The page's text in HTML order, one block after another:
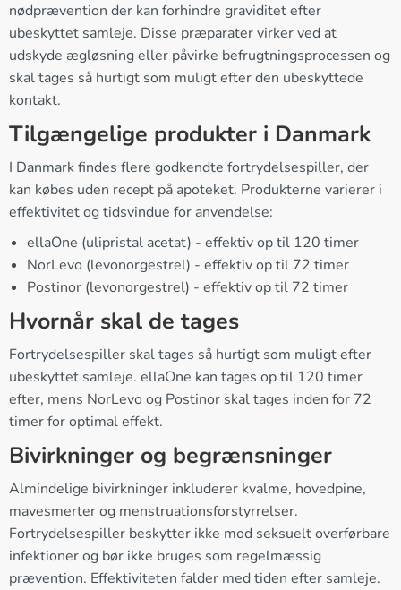
nødprævention der kan forhindre graviditet efter
ubeskyttet samleje. Disse præparater virker ved at
udskyde ægløsning eller påvirke befrugtningsprocessen og
skal tages så hurtigt som muligt efter den ubeskyttede
kontakt.
Tilgængelige produkter i Danmark
I Danmark findes flere godkendte fortrydelsespiller, der
kan købes uden recept på apoteket. Produkterne varierer i
effektivitet og tidsvindue for anvendelse:
ellaOne (ulipristal acetat) - effektiv op til 120 timer
NorLevo (levonorgestrel) - effektiv op til 72 timer
Postinor (levonorgestrel) - effektiv op til 72 timer
Hvornår skal de tages
Fortrydelsespiller skal tages så hurtigt som muligt efter
ubeskyttet samleje. ellaOne kan tages op til 120 timer
efter, mens NorLevo og Postinor skal tages inden for 72
timer for optimal effekt.
Bivirkninger og begrænsninger
Almindelige bivirkninger inkluderer kvalme, hovedpine,
mavesmerter og menstruationsforstyrrelser.
Fortrydelsespiller beskytter ikke mod seksuelt overførbare
infektioner og bør ikke bruges som regelmæssig
prævention. Effektiviteten falder med tiden efter samleje.